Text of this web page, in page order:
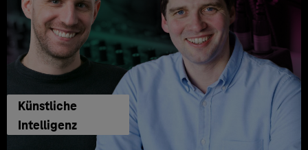
Künstliche
Intelligenz